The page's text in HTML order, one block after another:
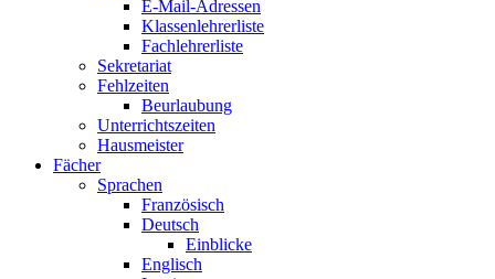
E-Mail-Adressen
Klassenlehrerliste
Fachlehrerliste
Sekretariat
Fehlzeiten
Beurlaubung
Unterrichtszeiten
Hausmeister
Fächer
Sprachen
Französisch
Deutsch
Einblicke
Englisch